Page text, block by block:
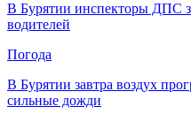
В Бурятии инспекторы ДПС
водителей
Погода
В Бурятии завтра воздух
сильные дожди